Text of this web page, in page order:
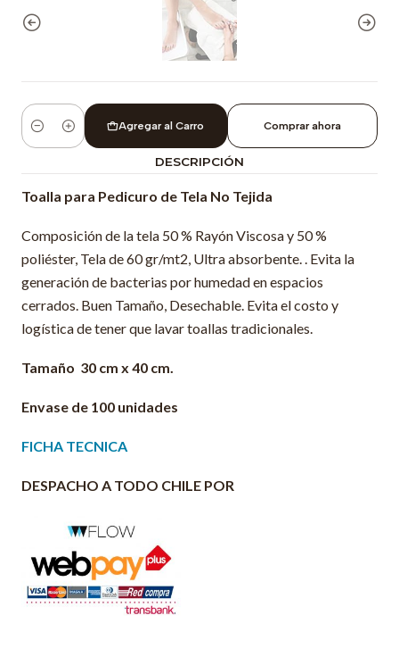
Cantidad
Agregar al Carro Comprar ahora
DESCRIPCIÓN
Toalla para Pedicuro de Tela No Tejida
Composición de la tela 50 % Rayón Viscosa y 50 %
poliéster, Tela de 60 gr/mt2, Ultra absorbente. . Evita la
generación de bacterias por humedad en espacios
cerrados. Buen Tamaño, Desechable. Evita el costo y
logística de tener que lavar toallas tradicionales.
Tamaño 30 cm x 40 cm.
Envase de 100 unidades
FICHA TECNICA
DESPACHO A TODO CHILE POR